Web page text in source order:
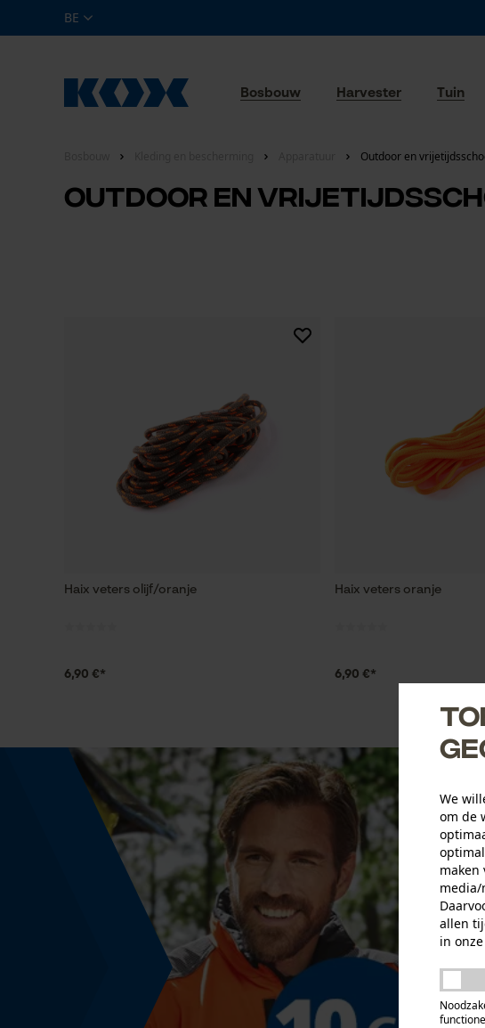
BE
Bosbouw Harvester Tuin
Outdoor en
Outdoor en
Haix veters olijf/oranje
6,90 €*
Haix veters oranje
6,90 €*
We
om de
maken
media/
allen
in onze